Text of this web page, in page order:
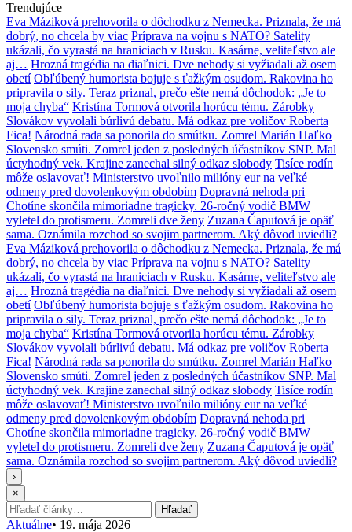
Trendujúce
Eva Máziková prehovorila o dôchodku z Nemecka. Priznala, že má
dobrý, no chcela by viac Príprava na vojnu s NATO? Satelity
ukázali, čo vyrastá na hraniciach v Rusku. Kasárne, veliteľstvo ale
aj… Hrozná tragédia na diaľnici. Dve nehody si vyžiadali až osem
obetí Obľúbený humorista bojuje s ťažkým osudom. Rakovina ho
pripravila o sily. Teraz priznal, prečo ešte nemá dôchodok: „Je to
moja chyba“ Kristína Tormová otvorila horúcu tému. Zárobky
Slovákov vyvolali búrlivú debatu. Má odkaz pre voličov Roberta
Fica! Národná rada sa ponorila do smútku. Zomrel Marián Haľko
Slovensko smúti. Zomrel jeden z posledných účastníkov SNP. Mal
úctyhodný vek. Krajine zanechal silný odkaz slobody Tisíce rodín
môže oslavovať! Ministerstvo uvoľnilo milióny eur na veľké
odmeny pred dovolenkovým obdobím Dopravná nehoda pri
Chotíne skončila mimoriadne tragicky. 26-ročný vodič BMW
vyletel do protismeru. Zomreli dve ženy Zuzana Čaputová je opäť
sama. Oznámila rozchod so svojim partnerom. Aký dôvod uviedli?
Eva Máziková prehovorila o dôchodku z Nemecka. Priznala, že má
dobrý, no chcela by viac Príprava na vojnu s NATO? Satelity
ukázali, čo vyrastá na hraniciach v Rusku. Kasárne, veliteľstvo ale
aj… Hrozná tragédia na diaľnici. Dve nehody si vyžiadali až osem
obetí Obľúbený humorista bojuje s ťažkým osudom. Rakovina ho
pripravila o sily. Teraz priznal, prečo ešte nemá dôchodok: „Je to
moja chyba“ Kristína Tormová otvorila horúcu tému. Zárobky
Slovákov vyvolali búrlivú debatu. Má odkaz pre voličov Roberta
Fica! Národná rada sa ponorila do smútku. Zomrel Marián Haľko
Slovensko smúti. Zomrel jeden z posledných účastníkov SNP. Mal
úctyhodný vek. Krajine zanechal silný odkaz slobody Tisíce rodín
môže oslavovať! Ministerstvo uvoľnilo milióny eur na veľké
odmeny pred dovolenkovým obdobím Dopravná nehoda pri
Chotíne skončila mimoriadne tragicky. 26-ročný vodič BMW
vyletel do protismeru. Zomreli dve ženy Zuzana Čaputová je opäť
sama. Oznámila rozchod so svojim partnerom. Aký dôvod uviedli?
›
×
Hľadať: Hľadať
Aktuálne• 19. mája 2026